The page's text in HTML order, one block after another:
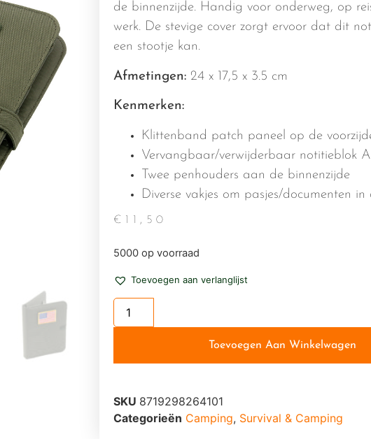
de binnenzijde. Handig voor onderweg, op
werk. De stevige cover zorgt ervoor dat dit
een stootje kan.
Afmetingen: 24 x 17,5 x 3.5 cm
Kenmerken:
Klittenband patch paneel op de
Vervangbaar/verwijderbaar notitieblok
Twee penhouders aan de binnenzijde
Diverse vakjes om pasjes/documenten
€ 11,50
5000 op voorraad
Toevoegen aan verlanglijst
Toevoegen Aan Winkelwagen
SKU 8719298264101
Categorieën Camping, Survival & Camping